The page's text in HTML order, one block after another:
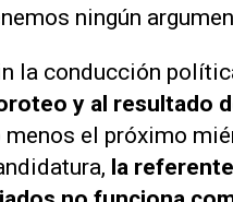
ningún
la conducción
y al resultado
menos el próximo
la